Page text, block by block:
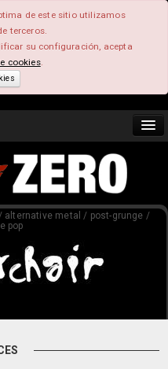
de este sitio utilizamos
terceros.
su configuración, acepta
cookies.
alternative metal / post-grunge /
pop